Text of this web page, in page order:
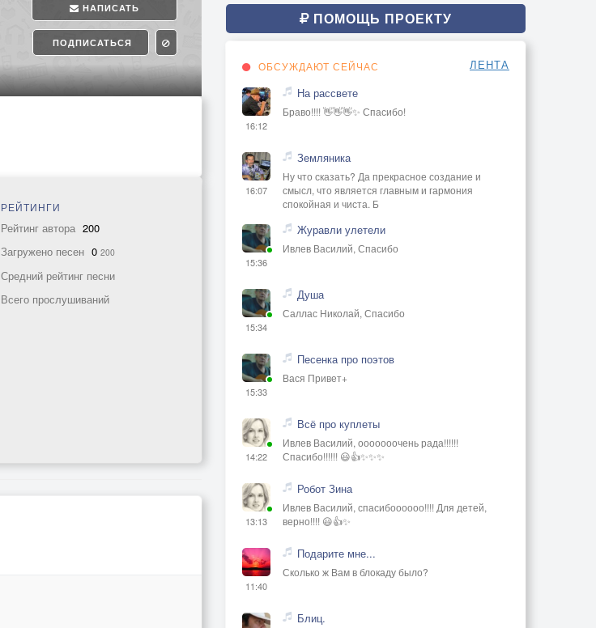
НАПИСАТЬ
ПОДПИСАТЬСЯ
РЕЙТИНГИ
Рейтинг автора 200
Загружено песен 0 200
Средний рейтинг песни
Всего прослушиваний
ПОМОЩЬ ПРОЕКТУ
ОБСУЖДАЮТ СЕЙЧАС ЛЕНТА
16:12
На рассвете
Браво!!!! 👋👋👋✨ Спасибо!
16:07
Земляника
Ну что сказать? Да прекрасное создание и
смысл, что является главным и гармония
спокойная и чиста. Б
15:36
Журавли улетели
Ивлев Василий, Спасибо
15:34
Душа
Саллас Николай, Спасибо
15:33
Песенка про поэтов
Вася Привет+
14:22
Всё про куплеты
Ивлев Василий, ооооооочень рада!!!!!!
Спасибо!!!!!! 😃👍✨✨✨
13:13
Робот Зина
Ивлев Василий, спасибоооооо!!!! Для детей,
верно!!!! 😃👍✨
11:40
Подарите мне...
Сколько ж Вам в блокаду было?
Блиц.